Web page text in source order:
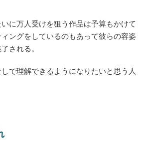
に万人受けを狙う作品は予算もかけて
ングをしているのもあって彼らの容姿
される。
で理解できるようになりたいと思う人